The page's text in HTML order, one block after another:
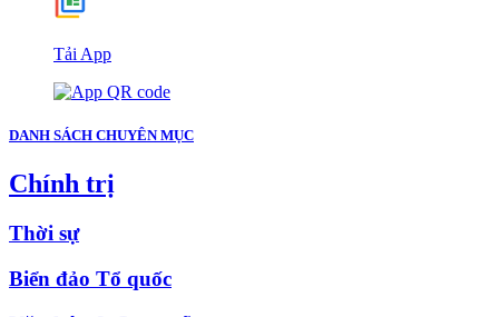
Tải App
DANH SÁCH CHUYÊN MỤC
Chính trị
Thời sự
Biển đảo Tổ quốc